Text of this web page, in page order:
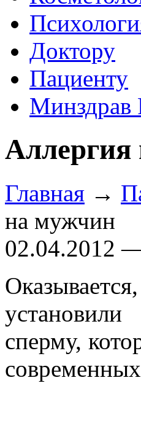
Доктору
Пациенту
Главная →
на мужчин
02.04.2012
сперму,